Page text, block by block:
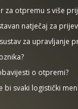
za otpremu s više
natječaj za
za upravljanje
o otpremi?
bi svaki logistički